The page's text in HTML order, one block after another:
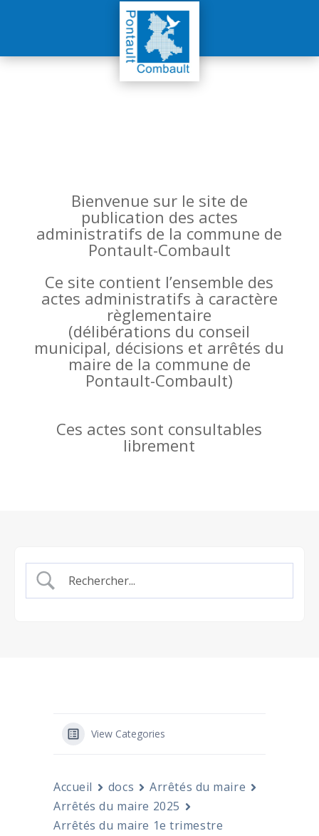
Bienvenue sur le site de
publication des actes
administratifs de la commune de
Pontault-Combault
Ce site contient l’ensemble des
actes administratifs à caractère
règlementaire
(délibérations du conseil
municipal, décisions et arrêtés du
maire de la commune de
Pontault-Combault)
Ces actes sont consultables
librement
View Categories
Accueil docs
Arrêtés du maire
Arrêtés du maire 2025
Arrêtés du maire 1e trimestre